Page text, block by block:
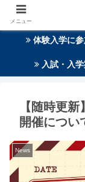
体験入学に
入試・入
【随時更
開催につい
News
メニュー